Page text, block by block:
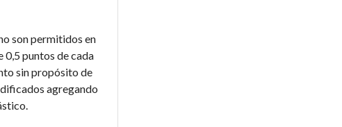
son permitidos en
0,5 puntos de cada
sin propósito de
agregando